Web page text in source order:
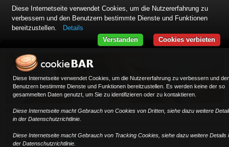
Home»News
Newsarchiv
Diese Internetseite verwendet Cookies, um die Nutzererfahrung zu verbessern und
Benutzern bestimmte Dienste und Funktionen bereitzustellen. Es werden keine der so
gesammelten Daten genutzt, um Sie zu identifizieren oder zu kontaktieren.
Diese Internetseite macht Gebrauch von Cookies von Dritten, siehe dazu weitere
in der Datenschutzrichtlinie.
Diese Internetseite macht Gebrauch von Tracking Cookies, siehe dazu weitere Details
der Datenschutzrichtlinie.
Diese Internetseite verwendet Cookies, um die Nutzererfahrung zu
verbessern und den Benutzern bestimmte Dienste und Funktionen
bereitzustellen.
Details
Cookies verbieten
Verstanden